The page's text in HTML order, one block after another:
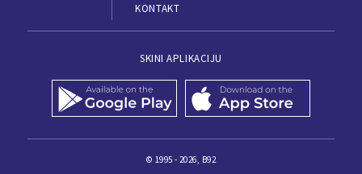
KONTAKT
SKINI APLIKACIJU
© 1995 - 2026, B92